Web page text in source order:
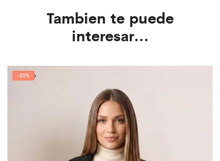
Tambien te puede
interesar...
-22%